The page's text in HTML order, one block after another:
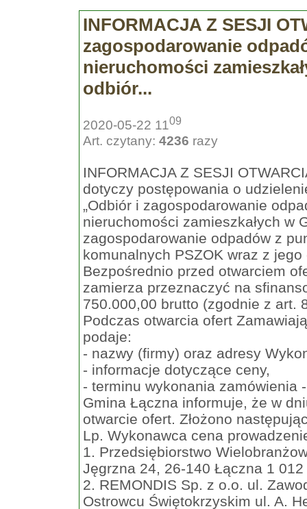
INFORMACJA Z SESJI
zagospodarowanie
nieruchomości
odbiór...
2020-05-22 1109
Art. czytany: 4236 razy
INFORMACJA Z SESJI
dotyczy postępowania o
„Odbiór i zagospodarowanie
nieruchomości zamieszkałych w
zagospodarowanie odpadów z
komunalnych PSZOK wraz z jego
Bezpośrednio przed otwarciem
zamierza przeznaczyć na
750.000,00 brutto (zgodnie z art.
Podczas otwarcia ofert
podaje:
- nazwy (firmy) oraz adresy
- informacje dotyczące ceny,
- terminu wykonania zamówienia
Gmina Łączna informuje, że w
otwarcie ofert. Złożono
Lp. Wykonawca cena
1. Przedsiębiorstwo
Jęgrzna 24, 26-140 Łączna 1
2. REMONDIS Sp. z o.o. ul.
Ostrowcu Świętokrzyskim ul. A.